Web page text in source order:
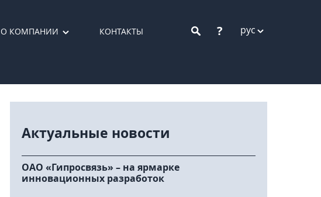
О КОМПАНИИ КОНТАКТЫ ? рус
Актуальные новости
ОАО «Гипросвязь» – на ярмарке
инновационных разработок